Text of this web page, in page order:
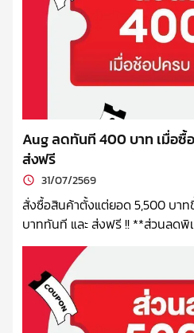
Aug ลดทันที 400 บาท เมื่อซื้อสินค้าครบ 5,500 บาท +
ส่งฟรี
31/07/2569
สั่งซื้อสินค้าตั้งแต่ยอด 5,500 บา
บาททันที และ ส่งฟรี !! **ส่วนลดพิเศษนี้ ไม่รวมสินค้ากลุ่ม
ผลิตภัณฑ์นม, Hario และเครื่องบ
สิทธิ์ในการเปลี่ยนแปลงเงื่อนไข ย
หน้า